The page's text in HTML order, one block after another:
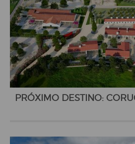
PRÓXIMO DESTINO: